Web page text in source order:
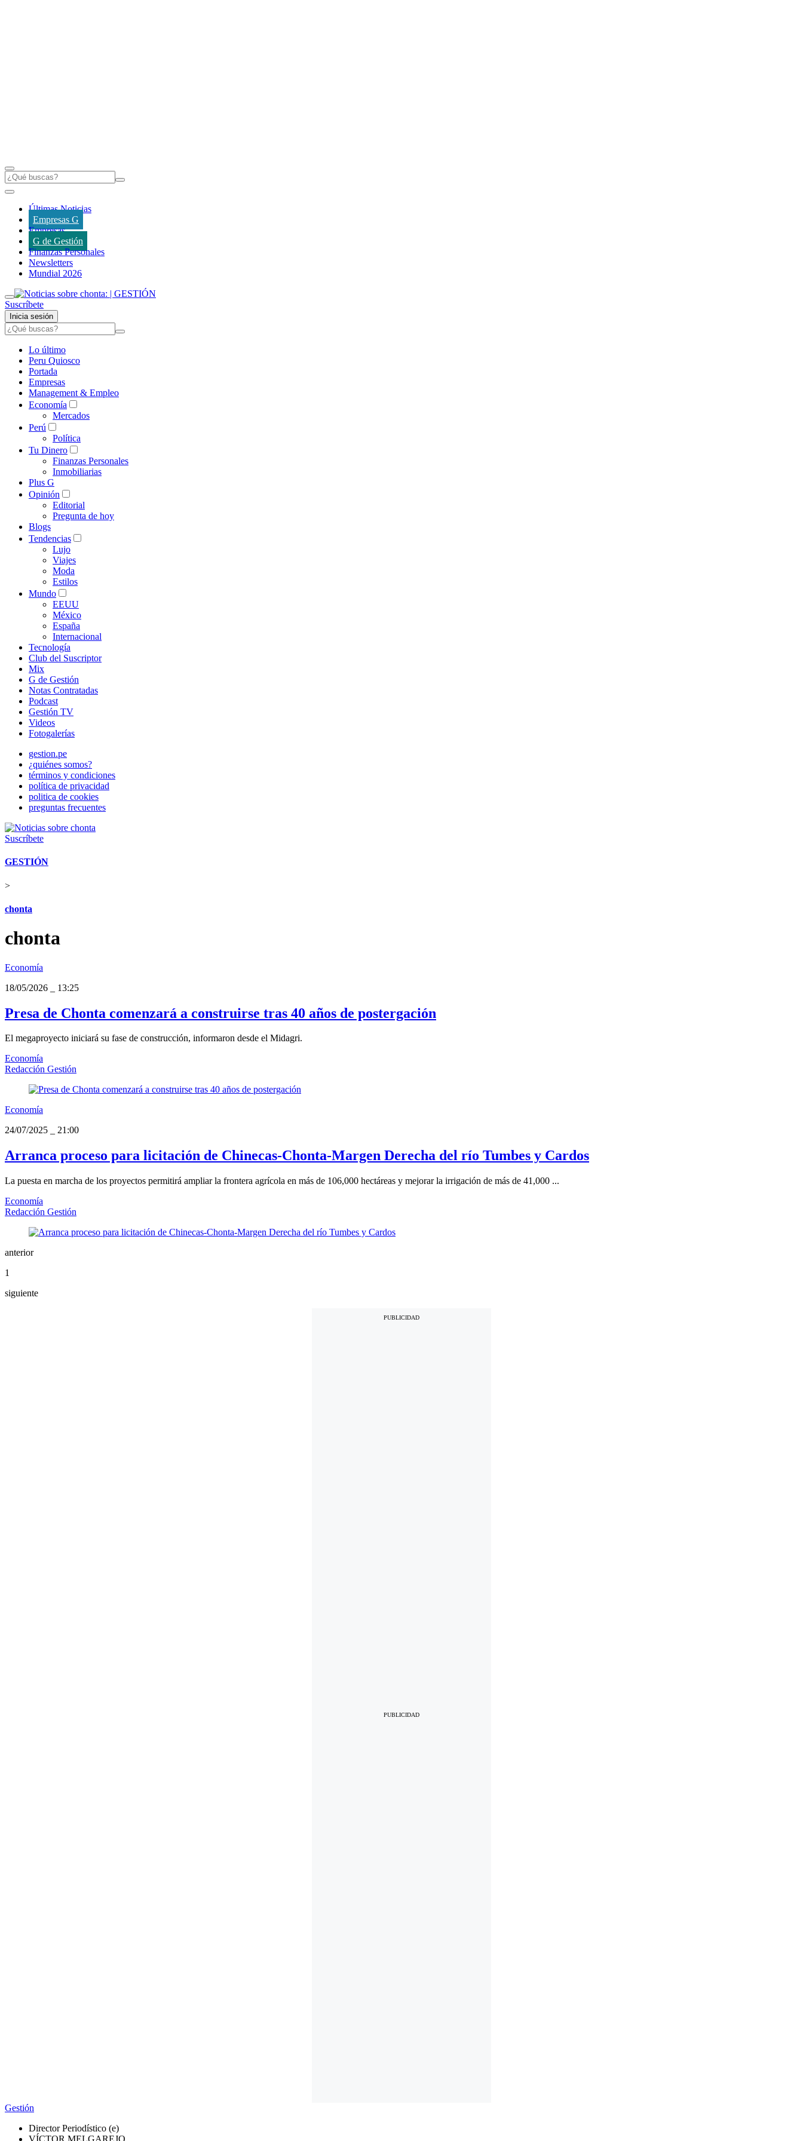
Últimas Noticias
Empresas G
Empresas
G de Gestión
Finanzas Personales
Newsletters
Mundial 2026
Suscríbete
Inicia sesión
Lo último
Peru Quiosco
Portada
Empresas
Management & Empleo
Economía
Mercados
Perú
Política
Tu Dinero
Finanzas Personales
Inmobiliarias
Plus G
Opinión
Editorial
Pregunta de hoy
Blogs
Tendencias
Lujo
Viajes
Moda
Estilos
Mundo
EEUU
México
España
Internacional
Tecnología
Club del Suscriptor
Mix
G de Gestión
Notas Contratadas
Podcast
Gestión TV
Videos
Fotogalerías
gestion.pe
¿quiénes somos?
términos y condiciones
política de privacidad
politica de cookies
preguntas frecuentes
Suscríbete
GESTIÓN
>
chonta
chonta
Economía
18/05/2026
13:25
Presa de Chonta comenzará a construirse tras 40 años de postergación
El megaproyecto iniciará su fase de construcción, informaron desde el Midagri.
Economía
Redacción Gestión
Economía
24/07/2025
21:00
Arranca proceso para licitación de Chinecas-Chonta-Margen Derecha del río Tumbes y Cardos
La puesta en marcha de los proyectos permitirá ampliar la frontera agrícola en más de 106,000 hectáreas y mejorar la irrigación de más de 41,000 ...
Economía
Redacción Gestión
anterior
1
siguiente
Gestión
Director Periodístico (e)